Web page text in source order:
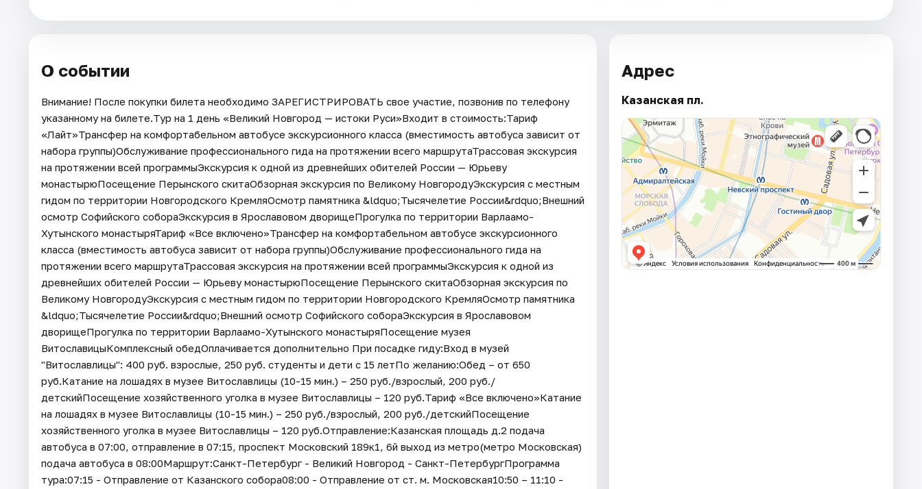
О событии
Внимание! После покупки билета необходимо ЗАРЕГИСТРИРОВАТЬ свое участие, позвонив по телефону
указанному на билете.Тур на 1 день «Великий Новгород — истоки Руси»Входит в стоимость:Тариф
«Лайт»Трансфер на комфортабельном автобусе экскурсионного класса (вместимость автобуса зависит от
набора группы)Обслуживание профессионального гида на протяжении всего маршрутаТрассовая экскурсия
на протяжении всей программыЭкскурсия к одной из древнейших обителей России — Юрьеву
монастырюПосещение Перынского скитаОбзорная экскурсия по Великому НовгородуЭкскурсия с местным
гидом по территории Новгородского КремляОсмотр памятника &ldquo;Тысячелетие России&rdquo;Внешний
осмотр Софийского собораЭкскурсия в Ярославовом дворищеПрогулка по территории Варлаамо-
Хутынского монастыряТариф «Все включено»Трансфер на комфортабельном автобусе экскурсионного
класса (вместимость автобуса зависит от набора группы)Обслуживание профессионального гида на
протяжении всего маршрутаТрассовая экскурсия на протяжении всей программыЭкскурсия к одной из
древнейших обителей России — Юрьеву монастырюПосещение Перынского скитаОбзорная экскурсия по
Великому НовгородуЭкскурсия с местным гидом по территории Новгородского КремляОсмотр памятника
&ldquo;Тысячелетие России&rdquo;Внешний осмотр Софийского собораЭкскурсия в Ярославовом
дворищеПрогулка по территории Варлаамо-Хутынского монастыряПосещение музея
ВитославицыКомплексный обедОплачивается дополнительно При посадке гиду:Вход в музей
"Витославлицы": 400 руб. взрослые, 250 руб. студенты и дети с 15 летПо желанию:Обед – от 650
руб.Катание на лошадях в музее Витославлицы (10-15 мин.) – 250 руб./взрослый, 200 руб./
детскийПосещение хозяйственного уголка в музее Витославлицы – 120 руб.Тариф «Все включено»Катание
на лошадях в музее Витославлицы (10-15 мин.) – 250 руб./взрослый, 200 руб./детскийПосещение
хозяйственного уголка в музее Витославлицы – 120 руб.Отправление:Казанская площадь д.2 подача
автобуса в 07:00, отправление в 07:15, проспект Московский 189к1, 6й выход из метро(метро Московская)
подача автобуса в 08:00Маршрут:Санкт-Петербург - Великий Новгород - Санкт-ПетербургПрограмма
тура:07:15 - Отправление от Казанского собора08:00 - Отправление от ст. м. Московская10:50 – 11:10 -
Адрес
Казанская пл.